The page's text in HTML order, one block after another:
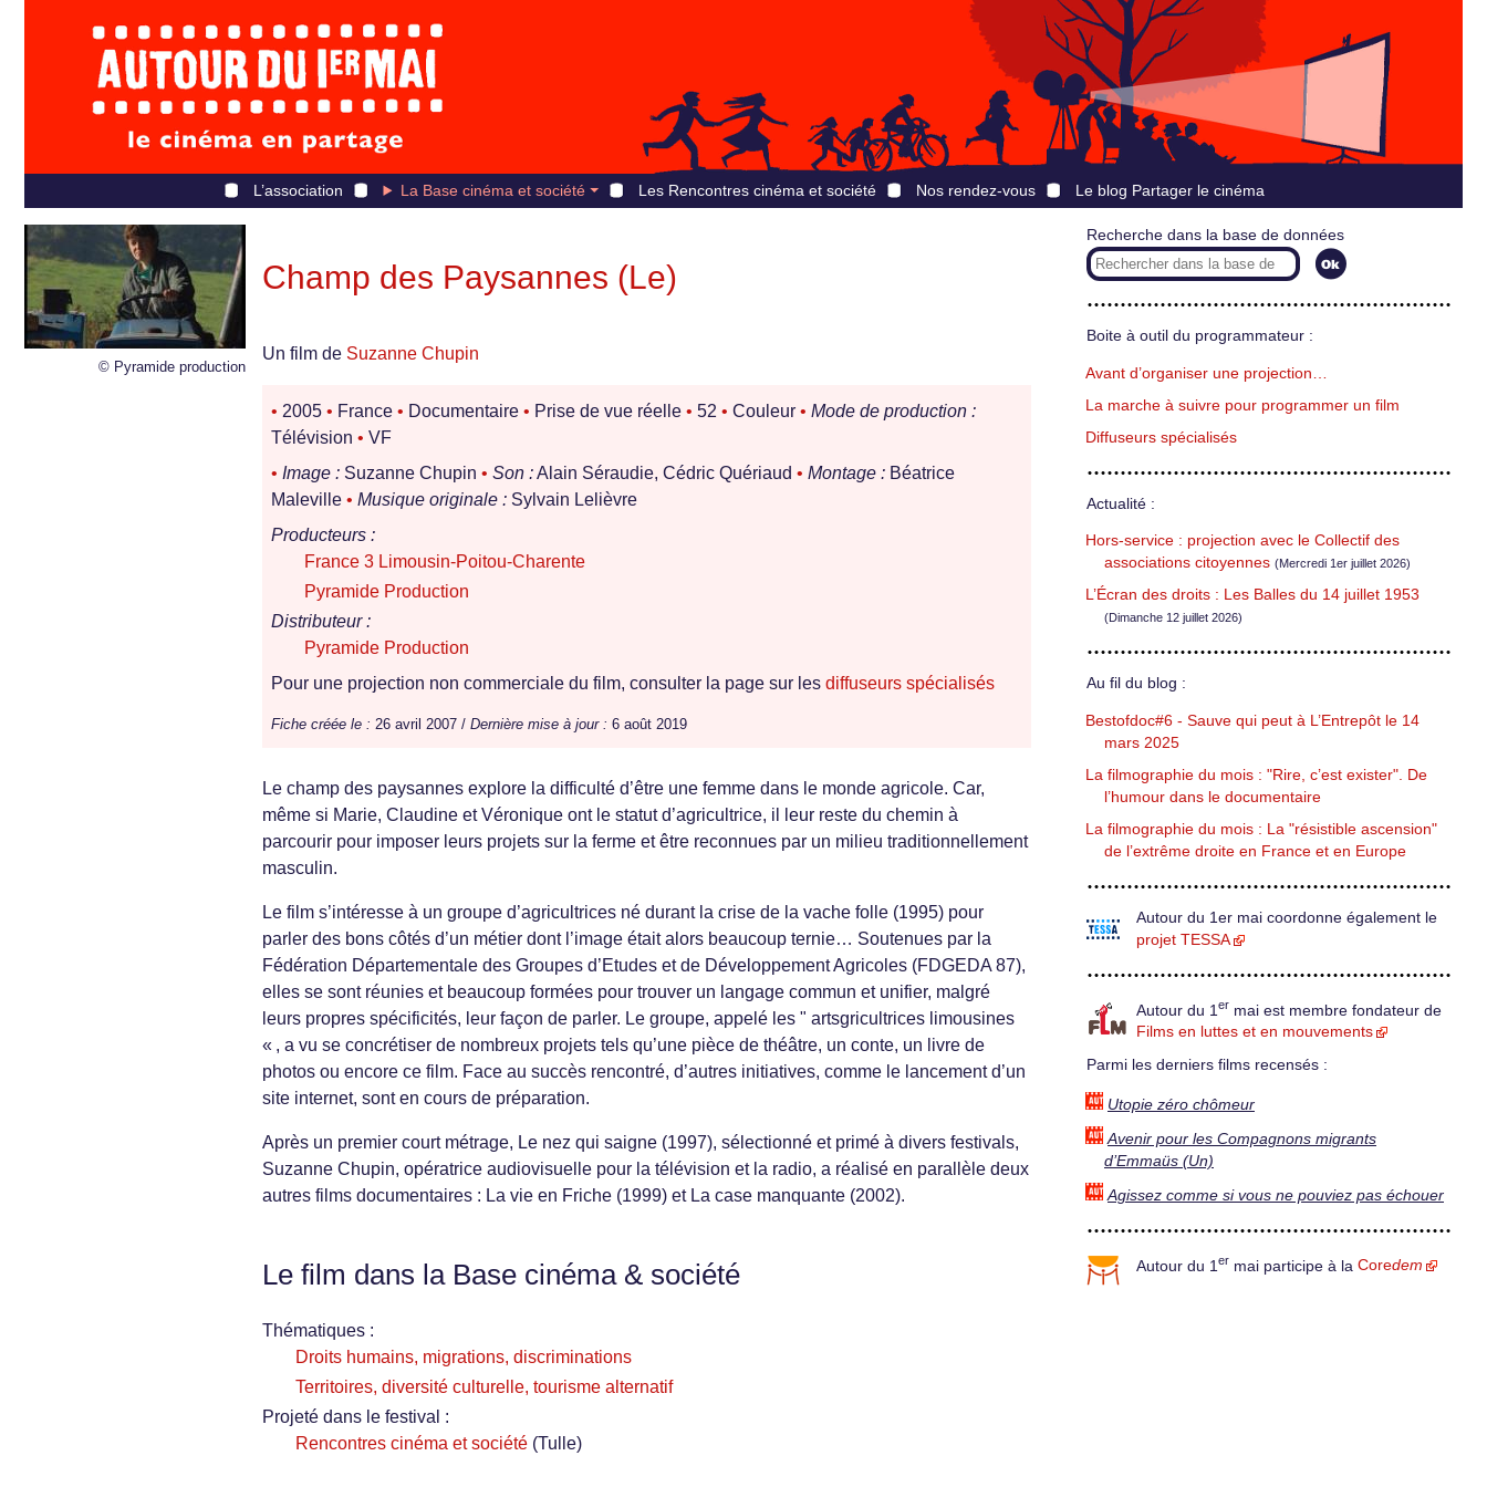
L’association La Base cinéma et société Les Rencontres cinéma et société Nos rendez-vous Le blog Partager le cinéma
© Pyramide production
Champ des Paysannes (Le)
Un film de Suzanne Chupin
• 2005 • France • Documentaire • Prise de vue réelle • 52 • Couleur • Mode de production :
Télévision • VF
• Image : Suzanne Chupin • Son :Alain Séraudie, Cédric Quériaud • Montage : Béatrice
Maleville • Musique originale : Sylvain Lelièvre
Producteurs :
France 3 Limousin-Poitou-Charente
Pyramide Production
Distributeur :
Pyramide Production
Pour une projection non commerciale du film, consulter la page sur les diffuseurs spécialisés
Fiche créée le : 26 avril 2007 / Dernière mise à jour : 6 août 2019
Le champ des paysannes explore la difficulté d’être une femme dans le monde agricole. Car,
même si Marie, Claudine et Véronique ont le statut d’agricultrice, il leur reste du chemin à
parcourir pour imposer leurs projets sur la ferme et être reconnues par un milieu traditionnellement
masculin.
Le film s’intéresse à un groupe d’agricultrices né durant la crise de la vache folle (1995) pour
parler des bons côtés d’un métier dont l’image était alors beaucoup ternie… Soutenues par la
Fédération Départementale des Groupes d’Etudes et de Développement Agricoles (FDGEDA 87),
elles se sont réunies et beaucoup formées pour trouver un langage commun et unifier, malgré
leurs propres spécificités, leur façon de parler. Le groupe, appelé les " artsgricultrices limousines
« , a vu se concrétiser de nombreux projets tels qu’une pièce de théâtre, un conte, un livre de
photos ou encore ce film. Face au succès rencontré, d’autres initiatives, comme le lancement d’un
site internet, sont en cours de préparation.
Après un premier court métrage, Le nez qui saigne (1997), sélectionné et primé à divers festivals,
Suzanne Chupin, opératrice audiovisuelle pour la télévision et la radio, a réalisé en parallèle deux
autres films documentaires : La vie en Friche (1999) et La case manquante (2002).
Le film dans la Base cinéma & société
Thématiques :
Droits humains, migrations, discriminations
Territoires, diversité culturelle, tourisme alternatif
Projeté dans le festival :
Rencontres cinéma et société (Tulle)
Recherche dans la base de données
Boite à outil du programmateur :
Avant d’organiser une projection…
La marche à suivre pour programmer un film
Diffuseurs spécialisés
Actualité :
Hors-service : projection avec le Collectif des
associations citoyennes (Mercredi 1er juillet 2026)
L’Écran des droits : Les Balles du 14 juillet 1953
(Dimanche 12 juillet 2026)
Au fil du blog :
Bestofdoc#6 - Sauve qui peut à L’Entrepôt le 14
mars 2025
La filmographie du mois : "Rire, c’est exister". De
l’humour dans le documentaire
La filmographie du mois : La "résistible ascension"
de l’extrême droite en France et en Europe
Autour du 1er mai coordonne également le
projet TESSA
Autour du 1 er mai est membre fondateur de
Films en luttes et en mouvements
Parmi les derniers films recensés :
Utopie zéro chômeur
Avenir pour les Compagnons migrants
d’Emmaüs (Un)
Agissez comme si vous ne pouviez pas échouer
Autour du 1 er mai participe à la Coredem